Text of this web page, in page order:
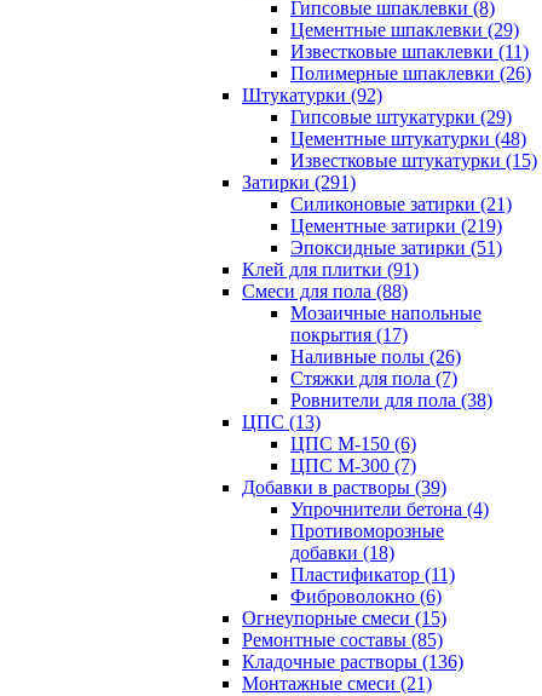
Гипсовые шпаклевки (8)
Цементные шпаклевки (29)
Известковые шпаклевки (11)
Полимерные шпаклевки (26)
Штукатурки (92)
Гипсовые штукатурки (29)
Цементные штукатурки (48)
Известковые штукатурки (15)
Затирки (291)
Силиконовые затирки (21)
Цементные затирки (219)
Эпоксидные затирки (51)
Клей для плитки (91)
Смеси для пола (88)
Мозаичные напольные
покрытия (17)
Наливные полы (26)
Стяжки для пола (7)
Ровнители для пола (38)
ЦПС (13)
ЦПС М-150 (6)
ЦПС М-300 (7)
Добавки в растворы (39)
Упрочнители бетона (4)
Противоморозные
добавки (18)
Пластификатор (11)
Фиброволокно (6)
Огнеупорные смеси (15)
Ремонтные составы (85)
Кладочные растворы (136)
Монтажные смеси (21)